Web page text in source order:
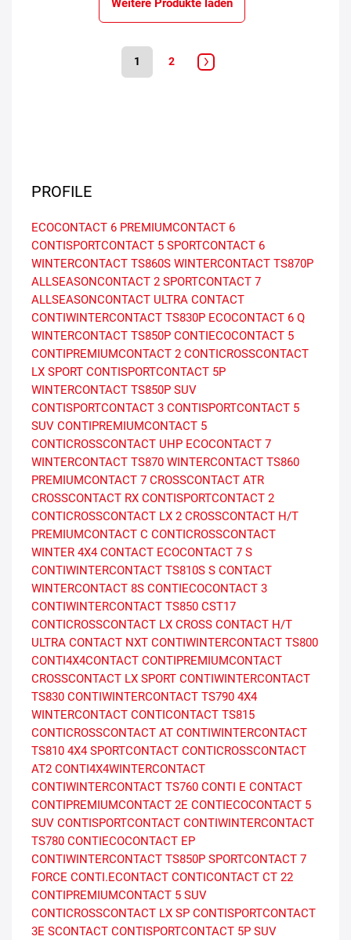
Weitere Produkte laden
1 2
PROFILE
ECOCONTACT 6 PREMIUMCONTACT 6
CONTISPORTCONTACT 5 SPORTCONTACT 6
WINTERCONTACT TS860S WINTERCONTACT TS870P
ALLSEASONCONTACT 2 SPORTCONTACT 7
ALLSEASONCONTACT ULTRA CONTACT
CONTIWINTERCONTACT TS830P ECOCONTACT 6 Q
WINTERCONTACT TS850P CONTIECOCONTACT 5
CONTIPREMIUMCONTACT 2 CONTICROSSCONTACT
LX SPORT CONTISPORTCONTACT 5P
WINTERCONTACT TS850P SUV
CONTISPORTCONTACT 3 CONTISPORTCONTACT 5
SUV CONTIPREMIUMCONTACT 5
CONTICROSSCONTACT UHP ECOCONTACT 7
WINTERCONTACT TS870 WINTERCONTACT TS860
PREMIUMCONTACT 7 CROSSCONTACT ATR
CROSSCONTACT RX CONTISPORTCONTACT 2
CONTICROSSCONTACT LX 2 CROSSCONTACT H/T
PREMIUMCONTACT C CONTICROSSCONTACT
WINTER 4X4 CONTACT ECOCONTACT 7 S
CONTIWINTERCONTACT TS810S S CONTACT
WINTERCONTACT 8S CONTIECOCONTACT 3
CONTIWINTERCONTACT TS850 CST17
CONTICROSSCONTACT LX CROSS CONTACT H/T
ULTRA CONTACT NXT CONTIWINTERCONTACT TS800
CONTI4X4CONTACT CONTIPREMIUMCONTACT
CROSSCONTACT LX SPORT CONTIWINTERCONTACT
TS830 CONTIWINTERCONTACT TS790 4X4
WINTERCONTACT CONTICONTACT TS815
CONTICROSSCONTACT AT CONTIWINTERCONTACT
TS810 4X4 SPORTCONTACT CONTICROSSCONTACT
AT2 CONTI4X4WINTERCONTACT
CONTIWINTERCONTACT TS760 CONTI E CONTACT
CONTIPREMIUMCONTACT 2E CONTIECOCONTACT 5
SUV CONTISPORTCONTACT CONTIWINTERCONTACT
TS780 CONTIECOCONTACT EP
CONTIWINTERCONTACT TS850P SPORTCONTACT 7
FORCE CONTI.ECONTACT CONTICONTACT CT 22
CONTIPREMIUMCONTACT 5 SUV
CONTICROSSCONTACT LX SP CONTISPORTCONTACT
3E SCONTACT CONTISPORTCONTACT 5P SUV